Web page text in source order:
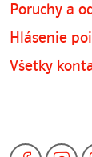
Poruchy a
Hlásenie
Všetky